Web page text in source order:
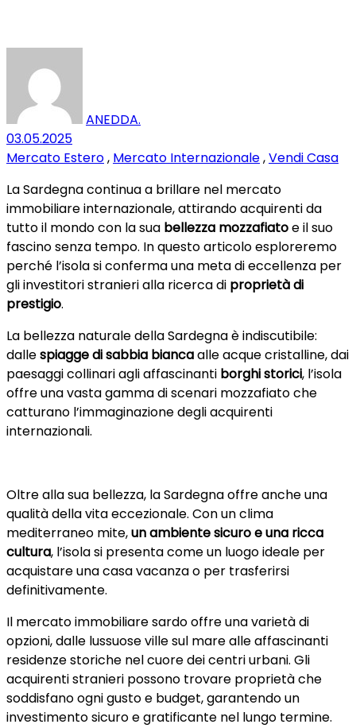
ANEDDA.
03.05.2025
Mercato Estero, Mercato Internazionale,Vendi Casa
La Sardegna continua a brillare nel mercato
immobiliare internazionale, attirando acquirenti da
tutto il mondo con la sua bellezza mozzafiatoe il suo
fascino senza tempo. In questo articolo esploreremo
perché l’isola si conferma una meta di eccellenza per
gli investitori stranieri alla ricerca di proprietà di
prestigio.
La bellezza naturale della Sardegna è indiscutibile:
dallespiagge di sabbia biancaalle acque cristalline, dai
paesaggi collinari agli affascinanti borghi storici, l’isola
offre una vasta gamma di scenari mozzafiato che
catturano l’immaginazione degli acquirenti
internazionali.
Oltre alla sua bellezza, la Sardegna offre anche una
qualità della vita eccezionale. Con un clima
mediterraneo mite,un ambiente sicuro e una ricca
cultura, l’isola si presenta come un luogo ideale per
acquistare una casa vacanza o per trasferirsi
definitivamente.
Il mercato immobiliare sardo offre una varietà di
opzioni, dalle lussuose ville sul mare alle affascinanti
residenze storiche nel cuore dei centri urbani. Gli
acquirenti stranieri possono trovare proprietà che
soddisfano ogni gusto e budget, garantendo un
investimento sicuro e gratificante nel lungo termine.